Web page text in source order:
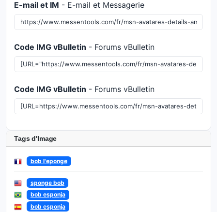
E-mail et IM - E-mail et Messagerie
Code IMG vBulletin - Forums vBulletin
Code IMG vBulletin - Forums vBulletin
Tags d'Image
bob l'eponge
sponge bob
bob esponja
bob esponja